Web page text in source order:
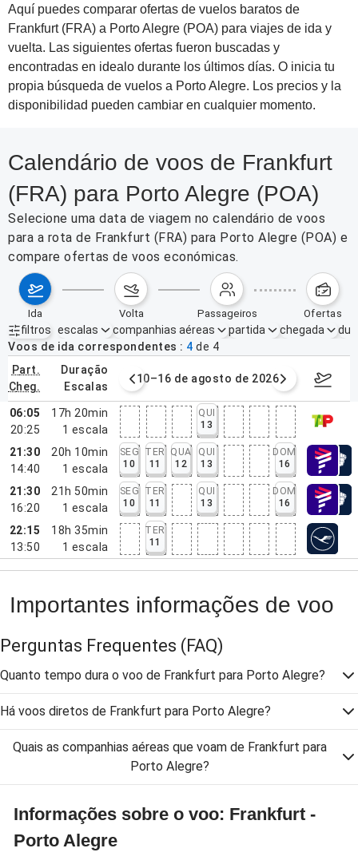
Aquí puedes comparar ofertas de vuelos baratos de
Frankfurt (FRA) a Porto Alegre (POA) para viajes de ida y
vuelta. Las siguientes ofertas fueron buscadas y
encontradas en idealo durante los últimos días. O inicia tu
propia búsqueda de vuelos a Porto Alegre. Los precios y la
disponibilidad pueden cambiar en cualquier momento.
Calendário de voos de Frankfurt
(FRA) para Porto Alegre (POA)
Selecione uma data de viagem no calendário de voos
para a rota de Frankfurt (FRA) para Porto Alegre (POA) e
compare ofertas de voos económicas.
ida volta passageiros ofertas
filtros
Filtros ativos nenhum
escalas companhias aéreas partida chegada
Voos de ida correspondentes
4 de 4
part.
cheg.
duração
escalas
agosto de 2026 10–16 de agosto de 2026 17–23
06:05
20:25
17h 20min
1 escala
QUI
13
21:30
14:40
20h 10min
1 escala
SEG
10
TER
11
QUA
12
QUI
13
DOM
16
21:30
16:20
21h 50min
1 escala
SEG
10
TER
11
QUI
13
DOM
16
22:15
13:50
18h 35min
1 escala
TER
11
Importantes informações de voo
Perguntas Frequentes (FAQ)
Quanto tempo dura o voo de Frankfurt para Porto Alegre?
Há voos diretos de Frankfurt para Porto Alegre?
Quais as companhias aéreas que voam de Frankfurt para
Porto Alegre?
Informações sobre o voo: Frankfurt -
Porto Alegre